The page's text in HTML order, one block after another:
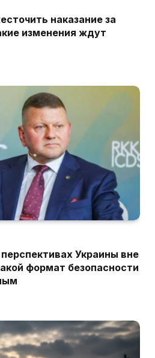
наказание за
изменения ждут
Украины вне
формат безопасности